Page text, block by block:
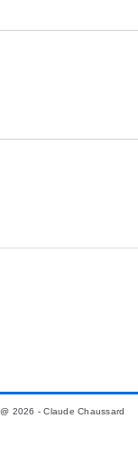
@ 2026 - Claude Chaussard